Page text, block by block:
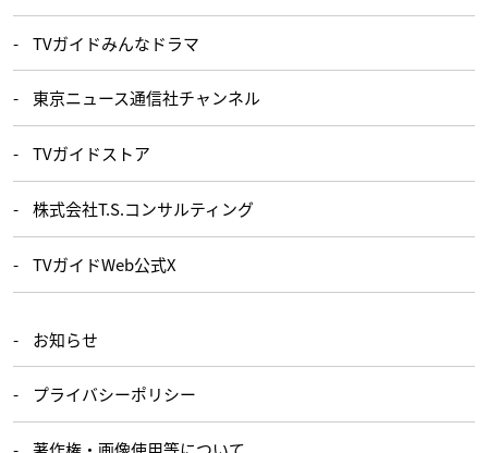
TVガイドみんなドラマ
東京ニュース通信社チャンネル
TVガイドストア
株式会社T.S.コンサルティング
TVガイドWeb公式X
お知らせ
プライバシーポリシー